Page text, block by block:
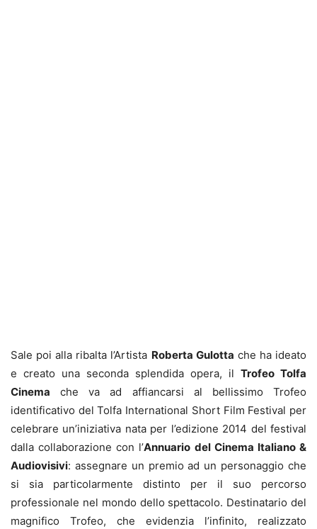
Sale poi alla ribalta l’Artista Roberta Gulotta che ha ideato
e creato una seconda splendida opera, il Trofeo Tolfa
Cinema che va ad affiancarsi al bellissimo Trofeo
identificativo del Tolfa International Short Film Festival per
celebrare un’iniziativa nata per l’edizione 2014 del festival
dalla collaborazione con l’Annuario del Cinema Italiano &
Audiovisivi: assegnare un premio ad un personaggio che
si sia particolarmente distinto per il suo percorso
professionale nel mondo dello spettacolo. Destinatario del
magnifico Trofeo, che evidenzia l’infinito, realizzato